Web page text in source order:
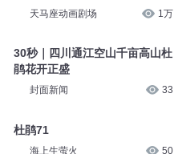
天马座动画剧场 1万
30秒｜四川通江空山千亩高山杜
鹃花开正盛
封面新闻 33
杜鹃71
海上生萤火 50